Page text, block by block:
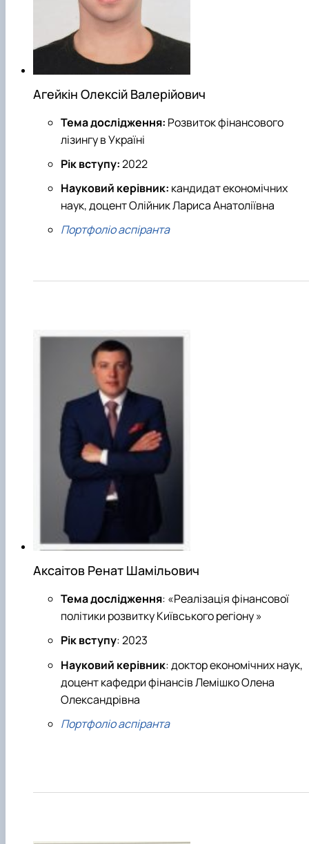
Агейкін Олексій Валерійович
Тема дослідження: Розвиток фінансового
лізингу в Україні
Рік вступу:2022
Науковий керівник: кандидат економічних
наук, доцент Олійник Лариса Анатоліївна
Портфоліо аспіранта
Аксаітов Ренат Шамільович
Тема дослідження: «Реалізація фінансової
політики розвитку Київського регіону »
Рік вступу: 2023
Науковий керівник: доктор економічних наук,
доцент кафедри фінансів Лемішко Олена
Олександрівна
Портфоліо аспіранта